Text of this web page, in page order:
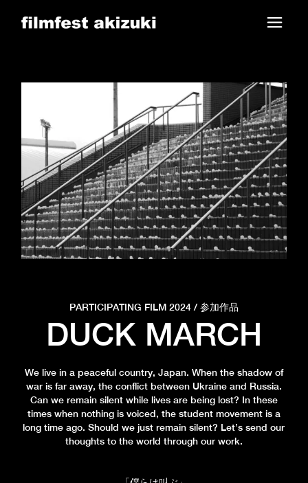
PARTICIPATING FILM 2024 / 参加作品
DUCK MARCH
We live in a peaceful country, Japan. When the shadow of
war is far away, the conflict between Ukraine and Russia.
Can we remain silent while lives are being lost? In these
times when nothing is voiced, the student movement is a
long time ago. Should we just remain silent? Let’s send our
thoughts to the world through our work.